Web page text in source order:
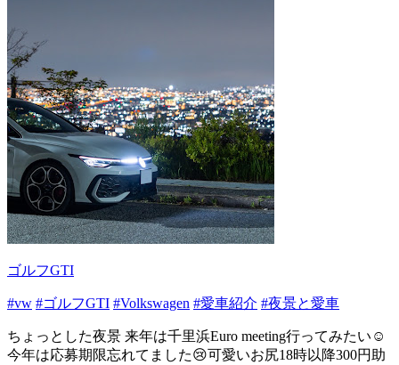
ゴルフGTI
#vw #ゴルフGTI #Volkswagen #愛車紹介 #夜景と愛車
ちょっとした夜景 来年は千里浜Euro meeting行ってみたい☺️
今年は応募期限忘れてました😢可愛いお尻18時以降300円助